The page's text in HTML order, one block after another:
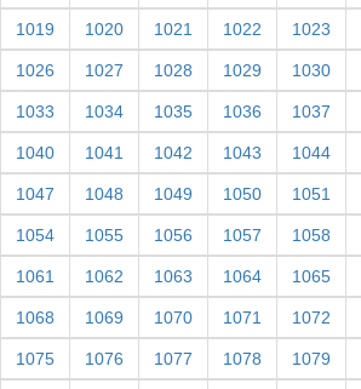
1019 1020 1021 1022 1023
1026 1027 1028 1029 1030
1033 1034 1035 1036 1037
1040 1041 1042 1043 1044
1047 1048 1049 1050 1051
1054 1055 1056 1057 1058
1061 1062 1063 1064 1065
1068 1069 1070 1071 1072
1075 1076 1077 1078 1079